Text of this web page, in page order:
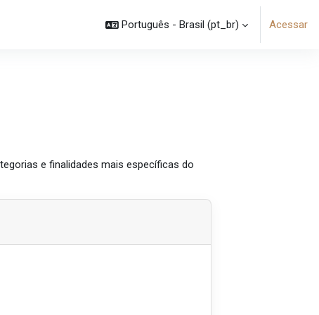
Português - Brasil ‎(pt_br)‎ Acessar
e finalidades mais específicas do